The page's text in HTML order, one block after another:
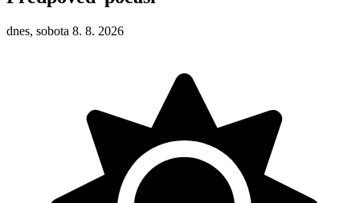
dnes, sobota 8. 8. 2026